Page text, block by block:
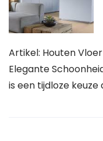
Artikel: Houten
Elegante
is een tijdloze